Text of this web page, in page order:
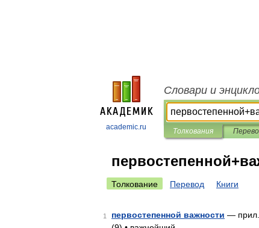
academic.ru
Словари и
Толкования
Толкование Перевод Книги
1 первостепенной важности —